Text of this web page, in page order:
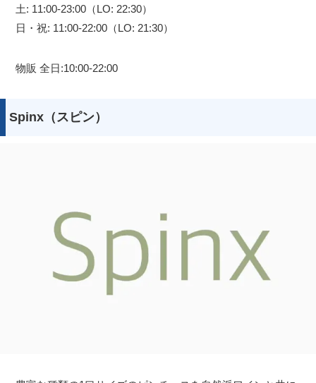
土: 11:00-23:00（LO: 22:30）
日・祝: 11:00-22:00（LO: 21:30）
物販 全日:10:00-22:00
Spinx（スピン）